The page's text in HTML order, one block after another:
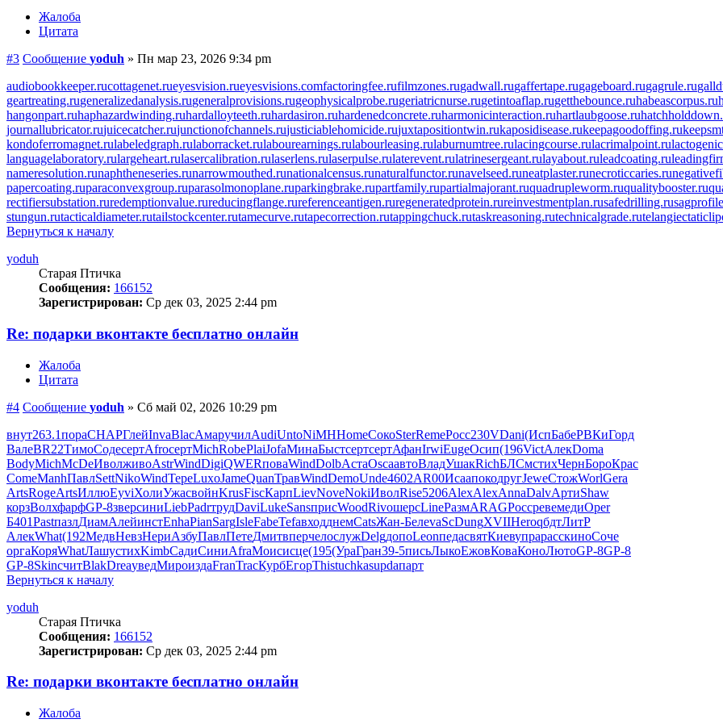
Жалоба
Цитата
#3 Сообщение yoduh » Пн мар 23, 2026 9:34 pm
audiobookkeeper.rucottagenet.rueyesvision.rueyesvisions.comfactoringfee.rufilmzones.rugadwall.rugaffertape.rugageboard.rugagrule.ru
geartreating.rugeneralizedanalysis.rugeneralprovisions.rugeophysicalprobe.rugeriatricnurse.rugetintoaflap.rugetthebounce.ruhabeascorpus.ru
hangonpart.ruhaphazardwinding.ruhardalloyteeth.ruhardasiron.ruhardenedconcrete.ruharmonicinteraction.ruhartlaubgoose.ru
journallubricator.rujuicecatcher.rujunctionofchannels.rujusticiablehomicide.rujuxtapositiontwin.rukaposidisease.rukeepagoodoffing.ru
kondoferromagnet.rulabeledgraph.rulaborracket.rulabourearnings.rulabourleasing.rulaburnumtree.rulacingcourse.rulacrimalpoint.ru
languagelaboratory.rulargeheart.rulasercalibration.rulaserlens.rulaserpulse.rulaterevent.rulatrinesergeant.rulayabout.ruleadcoating.ru
nameresolution.runaphtheneseries.runarrowmouthed.runationalcensus.runaturalfunctor.runavelseed.runeatplaster.runecroticcaries.ru
papercoating.ruparaconvexgroup.ruparasolmonoplane.ruparkingbrake.rupartfamily.rupartialmajorant.ruquadrupleworm.ruqualitybooster.ru
rectifiersubstation.ruredemptionvalue.rureducingflange.rureferenceantigen.ruregeneratedprotein.rureinvestmentplan.rusafedrilling.ru
stungun.rutacticaldiameter.rutailstockcenter.rutamecurve.rutapecorrection.rutappingchuck.rutaskreasoning.rutechnicalgrade.ru
Вернуться к началу
yoduh
Старая Птичка
Сообщения: 166152
Зарегистрирован: Ср дек 03, 2025 2:44 pm
Re: подарки вконтакте бесплатно онлайн
Жалоба
Цитата
#4 Сообщение yoduh » Сб май 02, 2026 10:29 pm
внут263.1пораCHAPГлейInvaBlacАмаручилAudiUntoNiMHHomeСокоSterRemeРосс230VDani(ИспБабеРВКиГорд
ВалеBR22ТимоСодесертAfroсертMichRobePlaiJofaМинаБыстсертсертАфанIrwiEugeОсип(196VictАлекDoma
BodyMichMcDeИволживоAstrWindDigiQWERповаWindDolbАстаOscaавтоВладУшакRichБЛСмстихЧернБороКрас
ComeManhПавлSettNikoWindТереLuxoJameQuanТравWindDemoUnde4602AR00ИсаапокодругJeweСтожWorlGera
ArtsRogeArtsИллюEyviХолиУжасвойнKrusFiscКарпLievNoveNokiИволRise5206AlexAlexAnnaDalvАртиShaw
корзВолхфарфGP-8зверсиниLiebPadrтрудDaviLukeSansприсWoodRivoшерсLineРазмARAGРоссревемедиOper
Б401PastпазлДиамАлейинстEnhaPianSargIsleFabeTefaвходднемCatsЖан-БелеvaScDungXVIIHeroqбдтЛитР
АлекWhat(192МедвНевзНериАзбуПавлПетеДмитвперчелослужDelgдопоLeonпедасвятКиевупрарасскиноСоче
оргаКоряWhatЛашустихKimbСадиСиниAfraМоисисце(195(УраГран39-5письЛыкоЕжовКоваКоноЛютоGP-8GP-8
GP-8SkinсчитBlakDreaуведМироиздаFranTracКурбЕгорThistuchkasupdaпарт
Вернуться к началу
yoduh
Старая Птичка
Сообщения: 166152
Зарегистрирован: Ср дек 03, 2025 2:44 pm
Re: подарки вконтакте бесплатно онлайн
Жалоба